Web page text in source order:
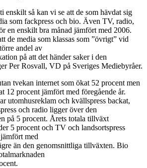
enskilt så kan vi se att de som hävdat sig
som fackpress och bio. Även TV, radio,
en enskilt bra månad jämfört med 2006.
de media som klassas som ”övrigt” vid
andel av
på att det händer saker i den
Per Rosvall, VD på Sveriges Mediebyråer.
tvekan internet som ökat 52 procent men
12 procent jämfört med föregående år.
utomhusreklam och kvällspress backat,
och radio ligger över den
på 5 procent. Årets totala tillväxt
5 procent och TV och landsortspress
med
än den genomsnittliga tillväxten. Bio